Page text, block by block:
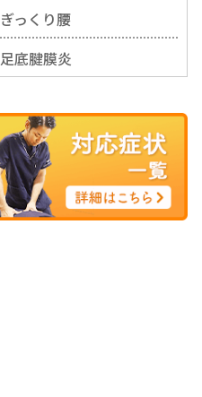
ぎっくり腰
足底腱膜炎